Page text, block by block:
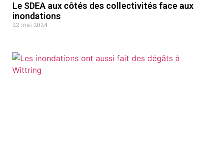
Le SDEA aux côtés des collectivités face aux
inondations
22 mai 2024